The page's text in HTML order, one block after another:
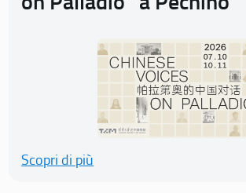
Scopri di più